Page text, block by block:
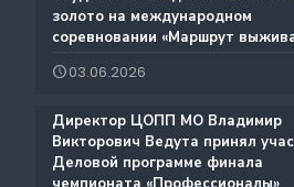
Региональный проект по
Дополнительные
Благодарности
Фестиваль профессий «Путь
Атлас доступных профессий
интеллектуальными
золото на международном
соревновании «Маршрут
03.06.2026
️Директор ЦОПП МО Владимир
Викторович Ведута принял
Деловой программе финала